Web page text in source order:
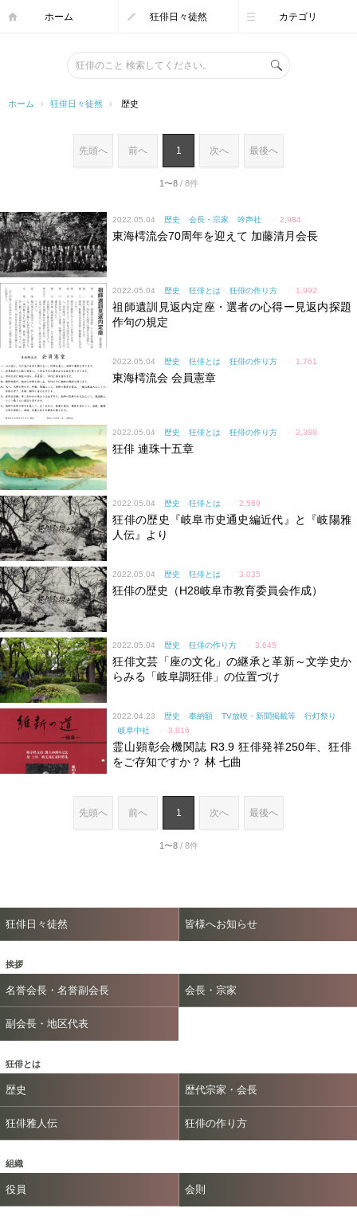
ホーム 狂俳日々徒然 カテゴリ
ホーム › 狂俳日々徒然 › 歴史
先頭へ 前へ 1 次へ 最後へ
1〜8/ 8件
2022.05.04 歴史 会長・宗家 吟声社 ✓ 2,984
東海樗流会70周年を迎えて 加藤清月会長
2022.05.04 歴史 狂俳とは 狂俳の作り方 ✓ 1,992
祖師遺訓見返内定座・選者の心得ー見返内探題
作句の規定
2022.05.04 歴史 狂俳とは 狂俳の作り方 ✓ 1,761
東海樗流会 会員憲章
2022.05.04 歴史 狂俳とは 狂俳の作り方 ✓ 2,388
狂俳 連珠十五章
2022.05.04 歴史 狂俳とは ✓ 2,569
狂俳の歴史『岐阜市史通史編近代』と『岐陽雅
人伝』より
2022.05.04 歴史 狂俳とは ✓ 3,035
狂俳の歴史（H28岐阜市教育委員会作成）
2022.05.04 歴史 狂俳の作り方 ✓ 3,645
狂俳文芸「座の文化」の継承と革新～文学史か
らみる「岐阜調狂俳」の位置づけ
2022.04.23 歴史 奉納額 TV放映・新聞掲載等
行灯祭り
岐阜中社
✓ 3,816
霊山顕彰会機関誌 R3.9 狂俳発祥250年、狂俳
をご存知ですか？ 林 七曲
先頭へ 前へ 1 次へ 最後へ
1〜8/ 8件
狂俳日々徒然 皆様へお知らせ
挨拶
名誉会長・名誉副会長 会長・宗家
副会長・地区代表
狂俳とは
歴史 歴代宗家・会長
狂俳雅人伝 狂俳の作り方
組織
役員 会則